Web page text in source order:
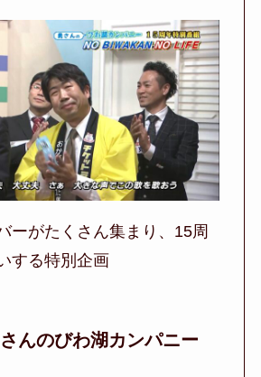
ーがたくさん集まり、15周
する特別企画
んのびわ湖カンパニー